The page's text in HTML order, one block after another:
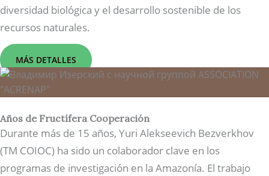
diversidad biológica y el desarrollo sostenible de los
recursos naturales.
MÁS DETALLES
Años de Fructífera Cooperación
Durante más de 15 años, Yuri Alekseevich Bezverkhov
(TM COIOC) ha sido un colaborador clave en los
programas de investigación en la Amazonía. El trabajo